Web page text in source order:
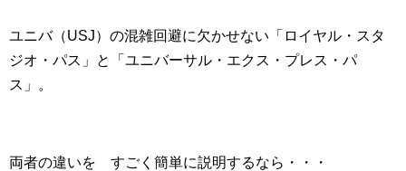
ユニバ（USJ）の混雑回避に欠かせない「ロイヤル・スタ
ジオ・パス」と「ユニバーサル・エクス・プレス・パ
ス」。
両者の違いを すごく簡単に説明するなら・・・